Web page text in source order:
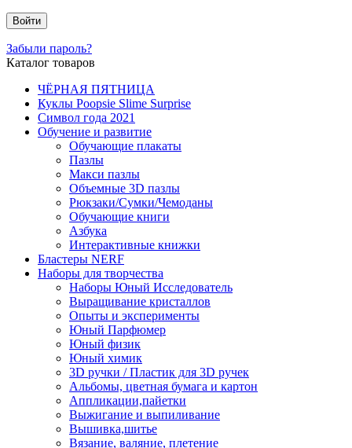
Забыли пароль?
Каталог товаров
ЧЁРНАЯ ПЯТНИЦА
Куклы Poopsie Slime Surprise
Символ года 2021
Обучение и развитие
Обучающие плакаты
Пазлы
Макси пазлы
Объемные 3D пазлы
Рюкзаки/Сумки/Чемоданы
Обучающие книги
Азбука
Интерактивные книжки
Бластеры NERF
Наборы для творчества
Наборы Юный Исследователь
Выращивание кристаллов
Опыты и эксперименты
Юный Парфюмер
Юный физик
Юный химик
3D ручки / Пластик для 3D ручек
Альбомы, цветная бумага и картон
Аппликации,пайетки
Выжигание и выпиливание
Вышивка,шитье
Вязание, валяние, плетение